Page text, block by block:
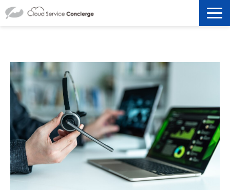
選ばれる理由
資料ダウンロード
お役立ち記事
セミナー